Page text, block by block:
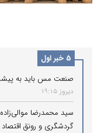
5 خبر اول
صنعت مس باید به
دیروز 19:15
سید محمدرضا
گردشگری و رونق اقتصاد